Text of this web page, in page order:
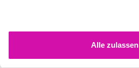
Alle zulassen